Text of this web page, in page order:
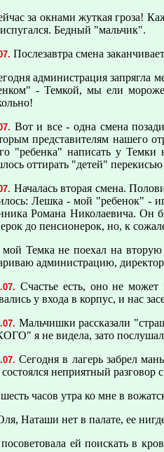
за окнами жуткая гроза!
Бедный "мальчик".
Послезавтра смена
администрация запрягла
- Темкой, мы ели
Вот и все - одна смена
представителям нашего
"ребенка" написать у
оттирать "детей"
Началась вторая смена.
Лешка - мой "ребенок" -
Романа Николаевича. Он
до пенсионеpок, но, к
Темка не поехал на
администрацию,
Счастье есть, оно не
у входа в корпус, и нас
Мальчишки рассказали
я не видела, зато
Сегодня в лагерь забрел
неприятный
часов утра ко мне в
Наташи нет в палате, ее
ей поискать в